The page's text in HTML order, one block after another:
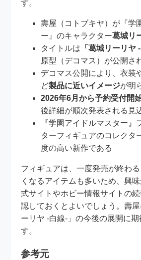
す。
壽屋（コトブキヤ）が『学
ー』のキャラクター葛城リ
タイトルは 「葛城リーリヤ -
原型（デコマス）が公開さ
デコマス公開により、衣装
ど製品に近いイメージが明
2026年6月から予約受付開
後詳細が順次発表される見
『学園アイドルマスター』
ターフィギュアのコレクタ
度の高い新作である
フィギュアは、一度発売が終わ
くなるアイテムも多いため、興
式サイトやホビー情報サイトの
認しておくとよいでしょう。壽
ーリヤ -白線-」の今後の展開に期
す。
参考元